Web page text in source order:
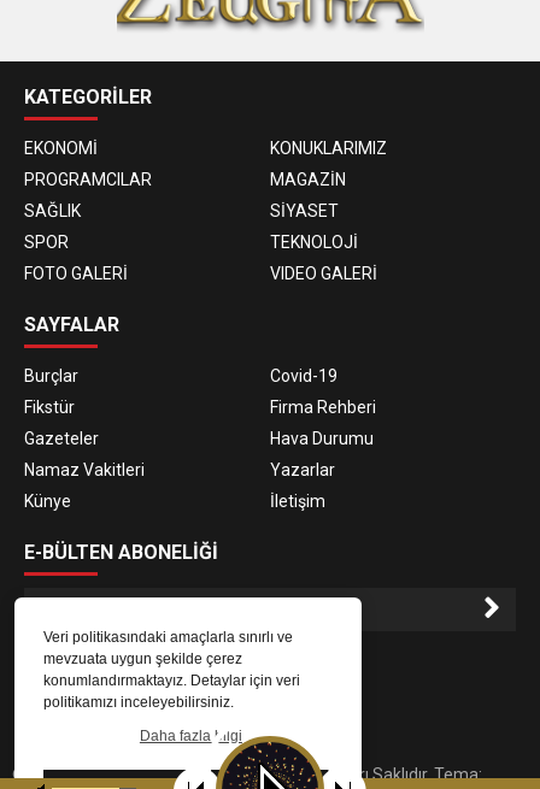
Veri politikasındaki amaçlarla sınırlı ve
mevzuata uygun şekilde çerez
konumlandırmaktayız. Detaylar için veri
politikamızı inceleyebilirsiniz.
Daha fazla bilgi
KATEGORİLER
EKONOMİ
KONUKLARIMIZ
PROGRAMCILAR
MAGAZİN
SAĞLIK
SİYASET
SPOR
TEKNOLOJİ
FOTO GALERİ
VIDEO GALERİ
SAYFALAR
Burçlar
Covid-19
Fikstür
Firma Rehberi
Gazeteler
Hava Durumu
Namaz Vakitleri
Yazarlar
Künye
İletişim
E-BÜLTEN ABONELİĞİ
E-Bülten aboneliği ile haberlere daha hızlı erişin.
© 2023Gaziantep Radyo Zeugma. Tüm Hakları Saklıdır. Tema: